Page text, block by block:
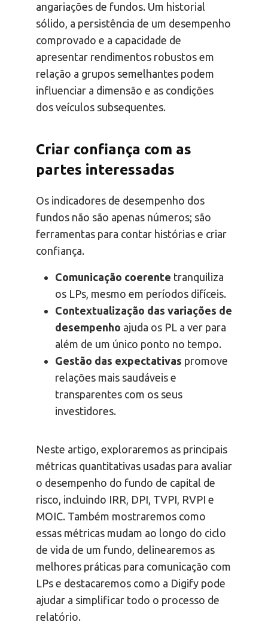
angariações de fundos. Um historial
sólido, a persistência de um desempenho
comprovado e a capacidade de
apresentar rendimentos robustos em
relação a grupos semelhantes podem
influenciar a dimensão e as condições
dos veículos subsequentes.
Criar confiança com as
partes interessadas
Os indicadores de desempenho dos
fundos não são apenas números; são
ferramentas para contar histórias e criar
confiança.
Comunicação coerente tranquiliza
os LPs, mesmo em períodos difíceis.
Contextualização das variações de
desempenho ajuda os PL a ver para
além de um único ponto no tempo.
Gestão das expectativas promove
relações mais saudáveis e
transparentes com os seus
investidores.
Neste artigo, exploraremos as principais
métricas quantitativas usadas para avaliar
o desempenho do fundo de capital de
risco, incluindo IRR, DPI, TVPI, RVPI e
MOIC. Também mostraremos como
essas métricas mudam ao longo do ciclo
de vida de um fundo, delinearemos as
melhores práticas para comunicação com
LPs e destacaremos como a Digify pode
ajudar a simplificar todo o processo de
relatório.